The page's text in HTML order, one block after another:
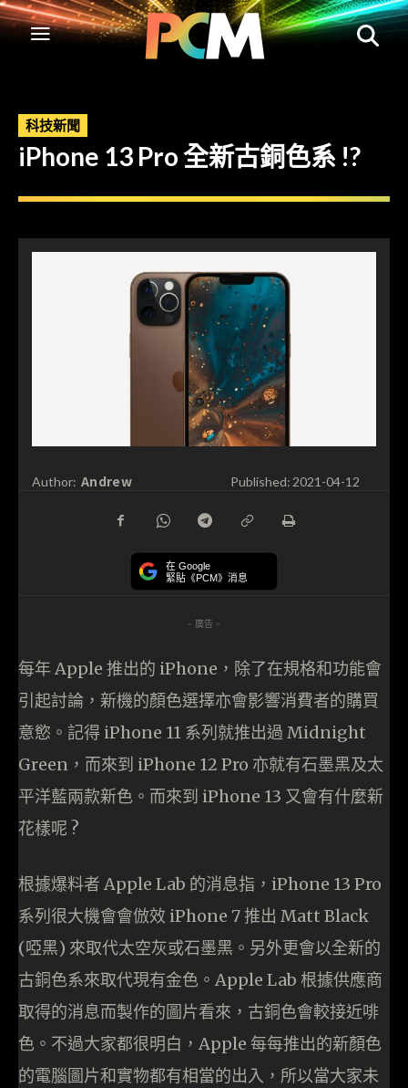
科技新聞
iPhone 13 Pro 全新古銅色系 !?
Author: Andrew Published: 2021-04-12
在 Google
緊貼《PCM》消息
- 廣告 -
每年 Apple 推出的 iPhone，除了在規格和功能會
引起討論，新機的顏色選擇亦會影響消費者的購買
意慾。記得 iPhone 11 系列就推出過 Midnight
Green，而來到 iPhone 12 Pro 亦就有石墨黑及太
平洋藍兩款新色。而來到 iPhone 13 又會有什麼新
花樣呢 ?
根據爆料者 Apple Lab 的消息指，iPhone 13 Pro
系列很大機會會倣效 iPhone 7 推出 Matt Black
(啞黑) 來取代太空灰或石墨黑。另外更會以全新的
古銅色系來取代現有金色。Apple Lab 根據供應商
取得的消息而製作的圖片看來，古銅色會較接近啡
色。不過大家都很明白，Apple 每每推出的新顏色
的電腦圖片和實物都有相當的出入，所以當大家未